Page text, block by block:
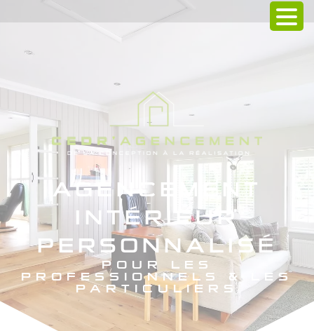
AGENCEMENT
INTÉRIEUR
PERSONNALISÉ
POUR LES
PROFESSIONNELS & LES
PARTICULIERS